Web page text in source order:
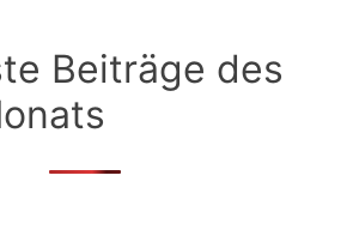
Beiträge des